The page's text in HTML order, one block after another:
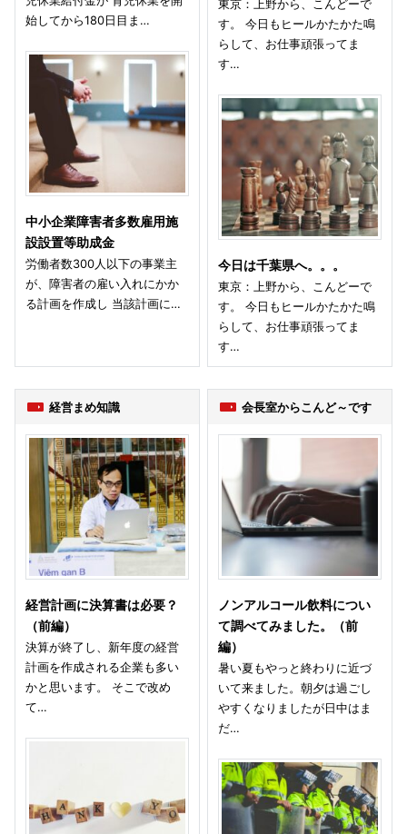
始してから180日目ま…
中小企業障害者多数雇用施
設設置等助成金
労働者数300人以下の事業主
が、障害者の雇い入れにかか
る計画を作成し 当該計画に…
東京：上野から、こんどーで
す。 今日もヒールかたかた鳴
らして、お仕事頑張ってま
す…
今日は千葉県へ。。。
東京：上野から、こんどーで
す。 今日もヒールかたかた鳴
らして、お仕事頑張ってま
す…
経営まめ知識
経営計画に決算書は必要？
（前編）
決算が終了し、新年度の経営
計画を作成される企業も多い
かと思います。 そこで改め
て…
会長室からこんど～です
ノンアルコール飲料につい
て調べてみました。（前
編）
暑い夏もやっと終わりに近づ
いて来ました。朝夕は過ごし
やすくなりましたが日中はま
だ…